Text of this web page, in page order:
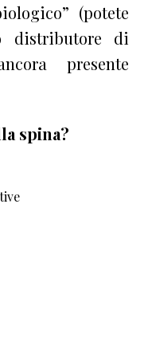
(potete
distributore di
presente
spina?